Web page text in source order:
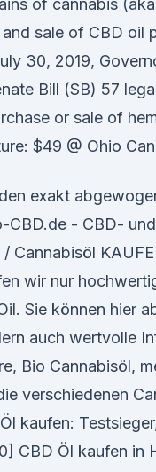
of cannabis
sale of CBD oil
30, 2019,
Bill (SB) 57
or sale of
$49 @ Ohio
exakt
CBD.de - CBD-
/ Cannabisöl
wir nur
Sie können hier
auch wertvolle
Bio Cannabisöl,
verschiedenen
kaufen:
CBD Öl kaufen in